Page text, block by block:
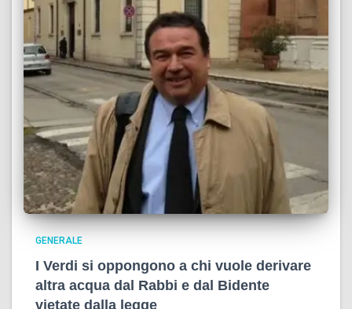
GENERALE
I Verdi si oppongono a chi vuole derivare
altra acqua dal Rabbi e dal Bidente
vietate dalla legge